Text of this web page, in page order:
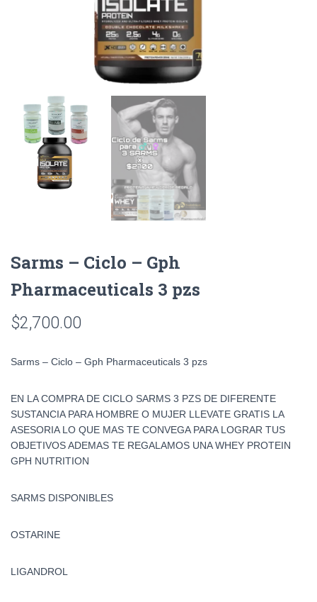
Sarms – Ciclo – Gph
Pharmaceuticals 3 pzs
$2,700.00
Sarms – Ciclo – Gph Pharmaceuticals 3 pzs
EN LA COMPRA DE CICLO SARMS 3 PZS DE DIFERENTE
SUSTANCIA PARA HOMBRE O MUJER LLEVATE GRATIS LA
ASESORIA LO QUE MAS TE CONVEGA PARA LOGRAR TUS
OBJETIVOS ADEMAS TE REGALAMOS UNA WHEY PROTEIN
GPH NUTRITION
SARMS DISPONIBLES
OSTARINE
LIGANDROL